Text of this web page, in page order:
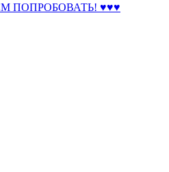
ПОПРОБОВАТЬ! ♥♥♥